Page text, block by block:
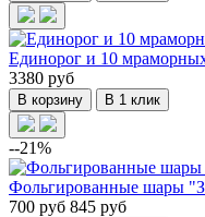
Единорог и 10
3380 руб
В корзину В 1 клик
--21%
Фольгированные шары
700 руб 845 руб